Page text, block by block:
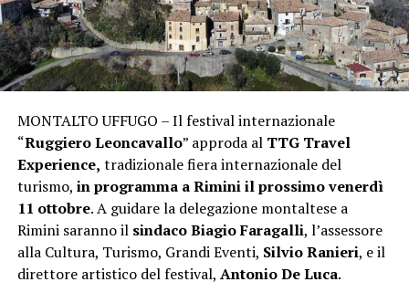
MONTALTO UFFUGO – Il festival internazionale
“Ruggiero Leoncavallo” approda al TTG Travel
Experience, tradizionale fiera internazionale del
turismo, in programma a Rimini il prossimo venerdì
11 ottobre. A guidare la delegazione montaltese a
Rimini saranno il sindaco Biagio Faragalli, l’assessore
alla Cultura, Turismo, Grandi Eventi, Silvio Ranieri, e il
direttore artistico del festival, Antonio De Luca.